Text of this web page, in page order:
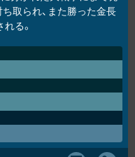
取られ、また勝った金長
る。